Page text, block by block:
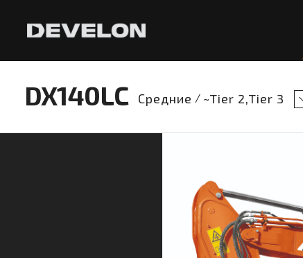
DX140LC Средние / ~Tier 2 Tier 3